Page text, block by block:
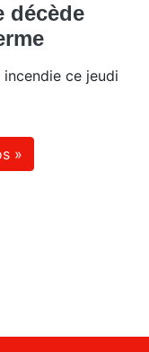
décède
ce jeudi
»